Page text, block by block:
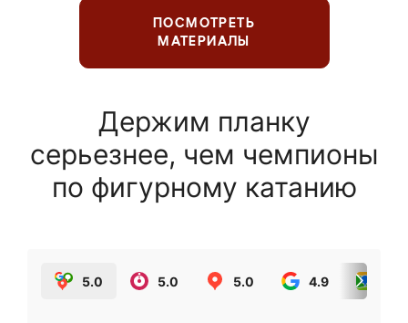
ПОСМОТРЕТЬ
МАТЕРИАЛЫ
Держим планку
серьезнее, чем чемпионы
по фигурному катанию
5.0 5.0 5.0 4.9